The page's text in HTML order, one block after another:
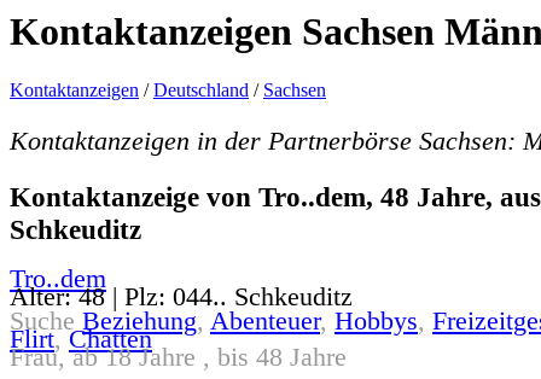
Kontaktanzeigen Sachsen
Kontaktanzeigen /Deutschland / Sachsen
Kontaktanzeigen in der Partnerbörse Sachsen:
Kontaktanzeige von Tro..dem, 48 Jahre, aus
Schkeuditz
Tro..dem
Alter: 48 | Plz: 044.. Schkeuditz
Suche Beziehung, Abenteuer, Hobbys,
Flirt,Chatten
Frau, ab 18 Jahre , bis 48 Jahre